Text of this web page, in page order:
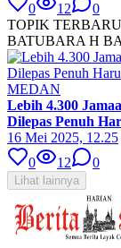
0
12
0
TOPIK
BATUBARA H
MEDAN
Lebih 4.300
Dilepas Penuh
16 Mei 2025, 12.25
0
12 0
Lihat lainnya